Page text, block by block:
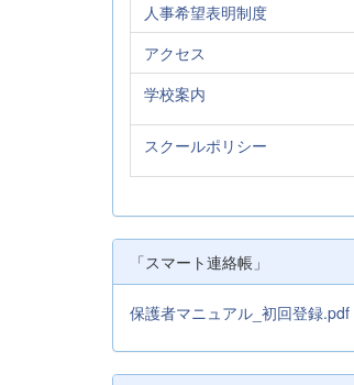
人事希望表明制度
アクセス
学校案内
スクールポリシー
「スマート連絡帳」
保護者マニュアル_初回登録.pdf